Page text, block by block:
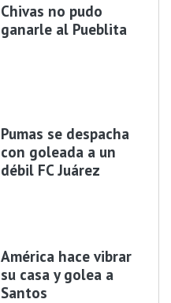
Chivas no pudo
ganarle al Pueblita
Pumas se despacha
con goleada a un
débil FC Juárez
América hace vibrar
su casa y golea a
Santos